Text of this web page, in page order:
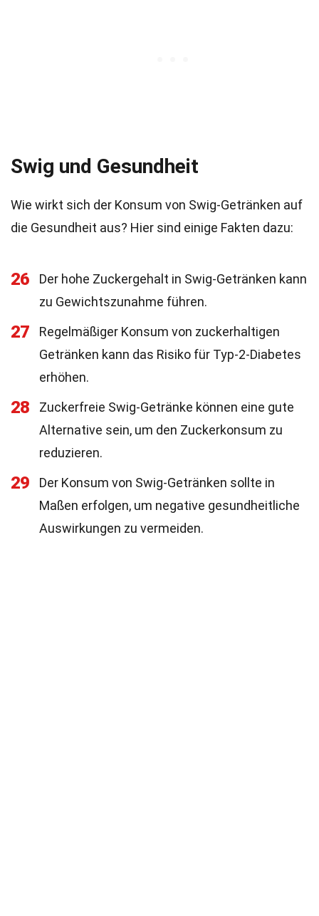
Swig und Gesundheit
Wie wirkt sich der Konsum von Swig-Getränken auf
die Gesundheit aus? Hier sind einige Fakten dazu:
26
Der hohe Zuckergehalt in Swig-Getränken kann
zu Gewichtszunahme führen.
27
Regelmäßiger Konsum von zuckerhaltigen
Getränken kann das Risiko für Typ-2-Diabetes
erhöhen.
28
Zuckerfreie Swig-Getränke können eine gute
Alternative sein, um den Zuckerkonsum zu
reduzieren.
29
Der Konsum von Swig-Getränken sollte in
Maßen erfolgen, um negative gesundheitliche
Auswirkungen zu vermeiden.